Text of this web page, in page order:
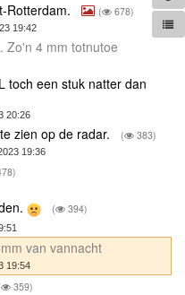
Rotterdam. ( 678)
19:42
Zo'n 4 mm totnutoe
toch een stuk natter dan
20:26
zien op de radar. ( 383)
19:36
( 394)
van vannacht
19:54
359)